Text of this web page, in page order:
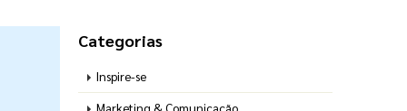
Categorias
Inspire-se